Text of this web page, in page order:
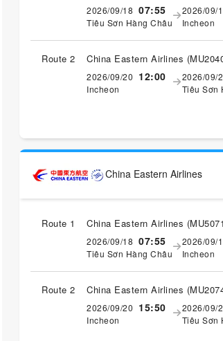
2026/09/18 07:55
Tiêu Sơn Hàng Châu
2026/09/
Incheon
Route 2 China Eastern Airlines (
2026/09/20 12:00
Incheon
2026/09/
Tiêu Sơn
China Eastern Airlines
Route 1 China Eastern Airlines (MU5071
2026/09/18 07:55
Tiêu Sơn Hàng Châu
2026/09/
Incheon
Route 2 China Eastern Airlines (
2026/09/20 15:50
Incheon
2026/09/
Tiêu Sơn